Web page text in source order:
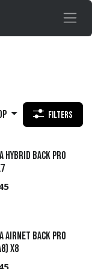
Filters
Hybrid Back Pro
AIRnet Back Pro
X8